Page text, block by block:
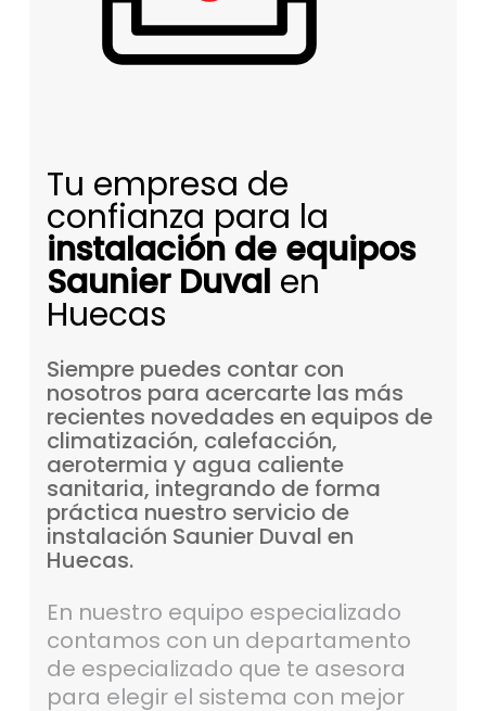
Tu empresa de
confianza para la
instalación de equipos
Saunier Duval en
Huecas
Siempre puedes contar con
nosotros para acercarte las más
recientes novedades en equipos de
climatización, calefacción,
aerotermia y agua caliente
sanitaria, integrando de forma
práctica nuestro servicio de
instalación Saunier Duval en
Huecas.
En nuestro equipo especializado
contamos con un departamento
de especializado que te asesora
para elegir el sistema con mejor